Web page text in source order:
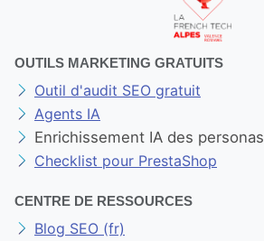
OUTILS MARKETING GRATUITS
Outil d'audit SEO gratuit
Agents IA
Enrichissement IA des personas
Checklist pour PrestaShop
CENTRE DE RESSOURCES
Blog SEO (fr)